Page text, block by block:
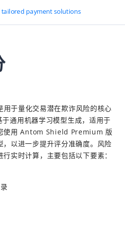
于量化交易潜在欺诈风险的核心
通用机器学习模型生成，适用于
使用 Antom Shield Premium 版
以进一步提升评分准确度。风险
实时计算，主要包括以下要素：